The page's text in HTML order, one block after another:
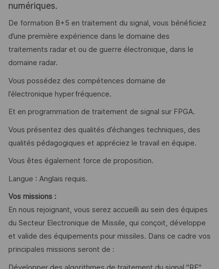
numériques.
De formation B+5 en traitement du signal, vous bénéficiez
d’une première expérience dans le domaine des
traitements radar et ou de guerre électronique, dans le
domaine radar.
Vous possédez des compétences domaine de
l’électronique hyperfréquence.
Et en programmation de traitement de signal sur FPGA.
Vous présentez des qualités d’échanges techniques, des
qualités pédagogiques et appréciez le travail en équipe.
Vous êtes également force de proposition.
Langue : Anglais requis.
Vos missions :
En nous rejoignant, vous serez accueilli au sein des équipes
du Secteur Electronique de Missile, qui conçoit, développe
et valide des équipements pour missiles. Dans ce cadre vos
principales missions seront de :